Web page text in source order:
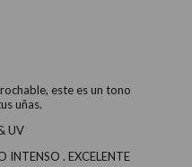
este es un tono
uñas.
UV
INTENSO . EXCELENTE